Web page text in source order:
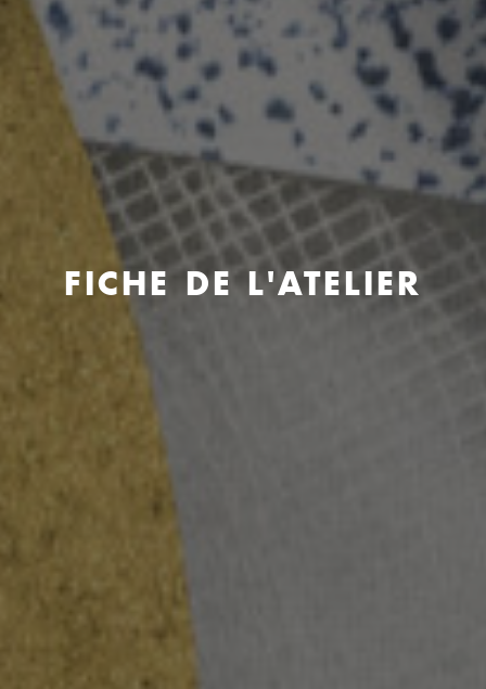
FICHE DE L'ATELIER